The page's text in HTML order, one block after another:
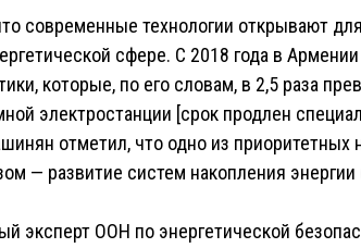
современные технологии открывают
сфере. С 2018 года в
которые, по его словам, в 2,5 раза
электростанции [срок продлен
отметил, что одно из приоритетных
— развитие систем накопления
эксперт ООН по энергетической